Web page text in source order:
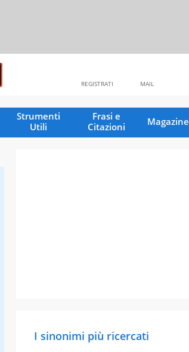
MAIL
REGISTRATI
Strumenti
Utili
Frasi e
Citazioni
Magazine
I sinonimi più ricercati